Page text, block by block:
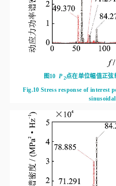
图10 P2点在单位幅值正弦
Fig.10 Stress response of interest